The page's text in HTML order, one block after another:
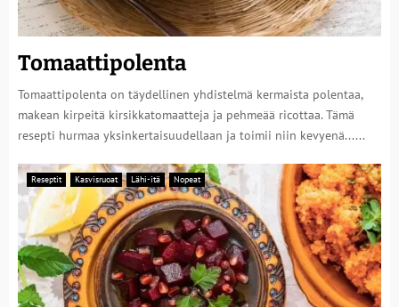
Tomaattipolenta
Tomaattipolenta on täydellinen yhdistelmä kermaista polentaa,
makean kirpeitä kirsikkatomaatteja ja pehmeää ricottaa. Tämä
resepti hurmaa yksinkertaisuudellaan ja toimii niin kevyenä......
Reseptit Kasvisruoat Lähi-itä Nopeat